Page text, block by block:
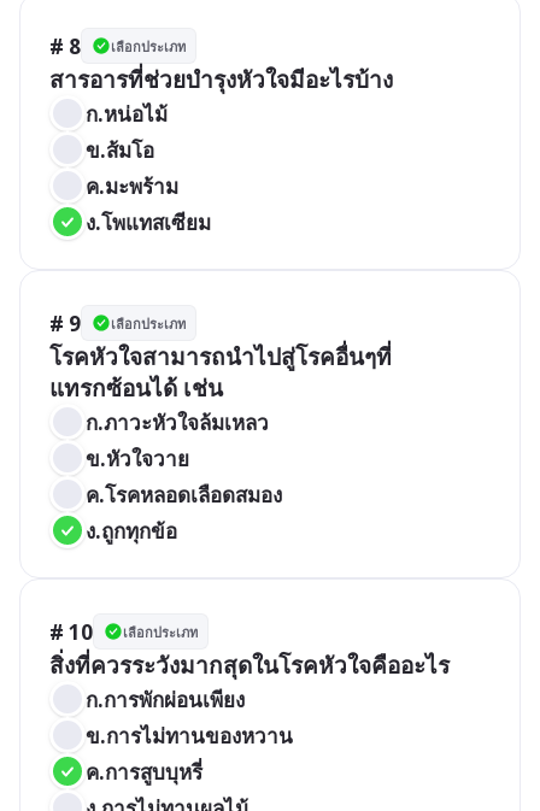
# 8 เลือกประเภท
สารอารที่ช่วยบำรุงหัวใจมีอะไรบ้าง
ก.หน่อไม้
ข.ส้มโอ
ค.มะพร้าม
ง.โพแทสเซียม
# 9 เลือกประเภท
โรคหัวใจสามารถนำไปสู่โรคอื่นๆที่
แทรกซ้อนได้ เช่น
ก.ภาวะหัวใจล้มเหลว
ข.หัวใจวาย
ค.โรคหลอดเลือดสมอง
ง.ถูกทุกข้อ
# 10 เลือกประเภท
สิ่งที่ควรระวังมากสุดในโรคหัวใจคืออะไร
ก.การพักผ่อนเพียง
ข.การไม่ทานของหวาน
ค.การสูบบุหรี่